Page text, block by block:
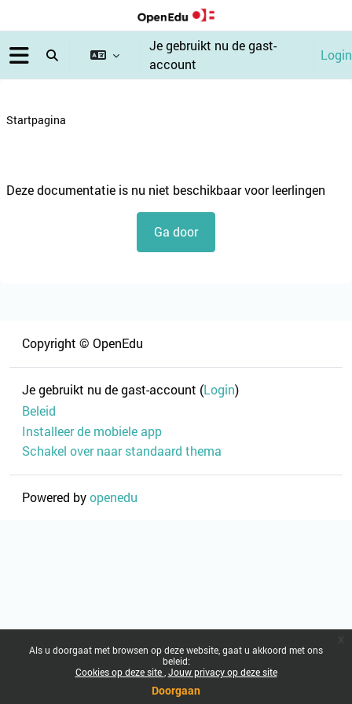
Als u doorgaat met browsen op deze website, gaat u akkoord met ons
beleid:
Cookies op deze site Jouw privacy op deze site
Doorgaan
Schakel zoek invoer
Je gebruikt nu de gast-
account
Login
Startpagina
Deze documentatie is nu niet beschikbaar voor leerlingen
Ga door
Blokken
Copyright © OpenEdu
Je gebruikt nu de gast-account (Login)
Beleid
Installeer de mobiele app
Schakel over naar standaard thema
Powered byopenedu